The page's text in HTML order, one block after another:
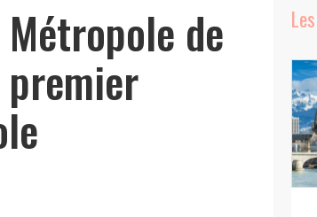
de
premier